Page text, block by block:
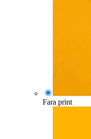
Fara print